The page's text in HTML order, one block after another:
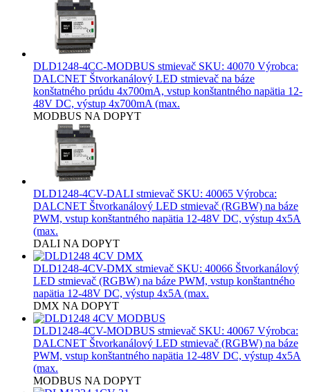
DLD1248-4CC-MODBUS stmievač SKU: 40070 Výrobca:
DALCNET Štvorkanálový LED stmievač na báze
konštatného prúdu 4x700mA, vstup konštantného napätia 12-
48V DC, výstup 4x700mA (max.
MODBUS NA DOPYT
DLD1248-4CV-DALI stmievač SKU: 40065 Výrobca:
DALCNET Štvorkanálový LED stmievač (RGBW) na báze
PWM, vstup konštantného napätia 12-48V DC, výstup 4x5A
(max.
DALI NA DOPYT
DLD1248-4CV-DMX stmievač SKU: 40066 Štvorkanálový
LED stmievač (RGBW) na báze PWM, vstup konštantného
napätia 12-48V DC, výstup 4x5A (max.
DMX NA DOPYT
DLD1248-4CV-MODBUS stmievač SKU: 40067 Výrobca:
DALCNET Štvorkanálový LED stmievač (RGBW) na báze
PWM, vstup konštantného napätia 12-48V DC, výstup 4x5A
(max.
MODBUS NA DOPYT